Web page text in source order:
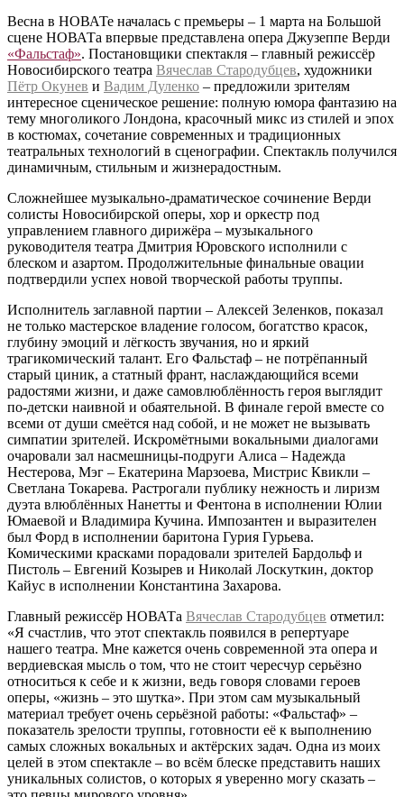
Весна в НОВАТе началась с премьеры – 1 марта на Большой
сцене НОВАТа впервые представлена опера Джузеппе Верди
«Фальстаф». Постановщики спектакля – главный режиссёр
Новосибирского театра Вячеслав Стародубцев, художники
Пётр Окунев и Вадим Дуленко – предложили зрителям
интересное сценическое решение: полную юмора фантазию на
тему многоликого Лондона, красочный микс из стилей и эпох
в костюмах, сочетание современных и традиционных
театральных технологий в сценографии. Спектакль получился
динамичным, стильным и жизнерадостным.
Сложнейшее музыкально-драматическое сочинение Верди
солисты Новосибирской оперы, хор и оркестр под
управлением главного дирижёра – музыкального
руководителя театра Дмитрия Юровского исполнили с
блеском и азартом. Продолжительные финальные овации
подтвердили успех новой творческой работы труппы.
Исполнитель заглавной партии – Алексей Зеленков, показал
не только мастерское владение голосом, богатство красок,
глубину эмоций и лёгкость звучания, но и яркий
трагикомический талант. Его Фальстаф – не потрёпанный
старый циник, а статный франт, наслаждающийся всеми
радостями жизни, и даже самовлюблённость героя выглядит
по-детски наивной и обаятельной. В финале герой вместе со
всеми от души смеётся над собой, и не может не вызывать
симпатии зрителей. Искромётными вокальными диалогами
очаровали зал насмешницы-подруги Алиса – Надежда
Нестерова, Мэг – Екатерина Марзоева, Мистрис Квикли –
Светлана Токарева. Растрогали публику нежность и лиризм
дуэта влюблённых Нанетты и Фентона в исполнении Юлии
Юмаевой и Владимира Кучина. Импозантен и выразителен
был Форд в исполнении баритона Гурия Гурьева.
Комическими красками порадовали зрителей Бардольф и
Пистоль – Евгений Козырев и Николай Лоскуткин, доктор
Кайус в исполнении Константина Захарова.
Главный режиссёр НОВАТа Вячеслав Стародубцев отметил:
«Я счастлив, что этот спектакль появился в репертуаре
нашего театра. Мне кажется очень современной эта опера и
вердиевская мысль о том, что не стоит чересчур серьёзно
относиться к себе и к жизни, ведь говоря словами героев
оперы, «жизнь – это шутка». При этом сам музыкальный
материал требует очень серьёзной работы: «Фальстаф» –
показатель зрелости труппы, готовности её к выполнению
самых сложных вокальных и актёрских задач. Одна из моих
целей в этом спектакле – во всём блеске представить наших
уникальных солистов, о которых я уверенно могу сказать –